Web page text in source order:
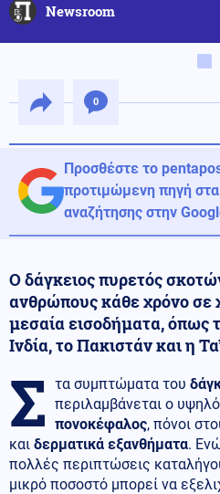
Newsroom
0
Προσθέστε το
προτιμώμενη πηγή
αναζήτησης στην
Ο δάγκειος πυρετός
ανθρώπους κάθε χρόνο σε
μεσαία εισοδήματα, όπως
Ινδία, το Πακιστάν και η
Σ τα συμπτώματα του
περιλαμβάνεται ο
πονοκέφαλος, πόνοι
και δερματικά εξανθήματα.
πολλές περιπτώσεις
μικρό ποσοστό μπορεί να